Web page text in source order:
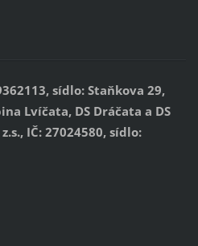
sídlo: Staňkova 29,
Lvíčata, DS Dráčata a DS
IČ: 27024580, sídlo: